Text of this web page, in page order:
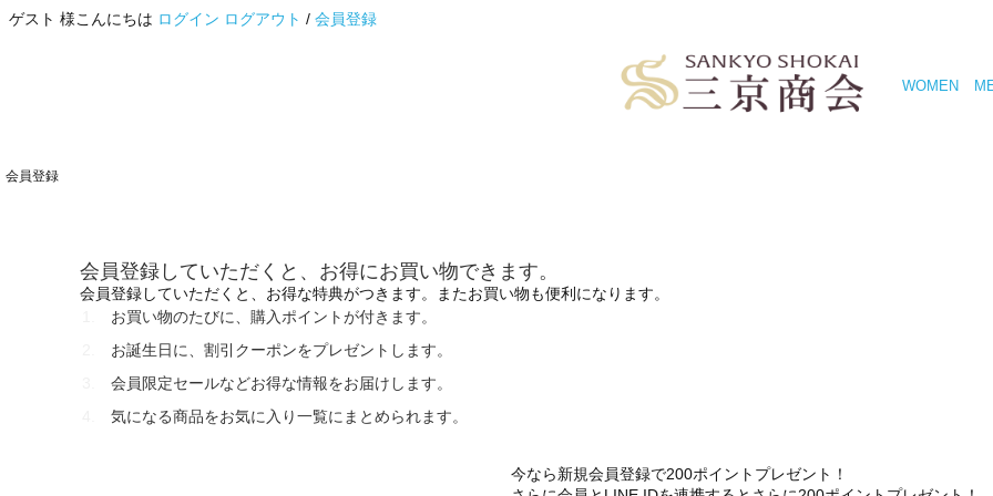
ゲスト 様こんにちは ログイン ログアウト / 会員登録
WOMEN
会員登録
会員登録していただくと、お得にお買い物できます。
会員登録していただくと、お得な特典がつきます。またお買い物も便利になります。
お買い物のたびに、購入ポイントが付きます。
お誕生日に、割引クーポンをプレゼントします。
会員限定セールなどお得な情報をお届けします。
気になる商品をお気に入り一覧にまとめられます。
今なら新規会員登録で200ポイントプレゼント！